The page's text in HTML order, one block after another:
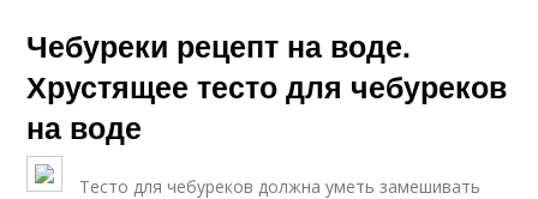
Чебуреки рецепт на воде.
Хрустящее тесто для чебуреков
на воде
Тесто для чебуреков должна уметь замешивать